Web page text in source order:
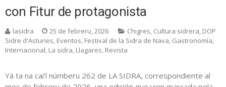
con Fitur de protagonista
lasidra 25 de febreru, 2026 Chigres, Cultura sidrera, DOP
Sidre d'Asturies, Eventos, Festival de la Sidra de Nava, Gastronomía,
Internacional, La sidra, Llagares, Revista
Yá ta na cai’l númberu 262 de LA SIDRA, correspondiente al